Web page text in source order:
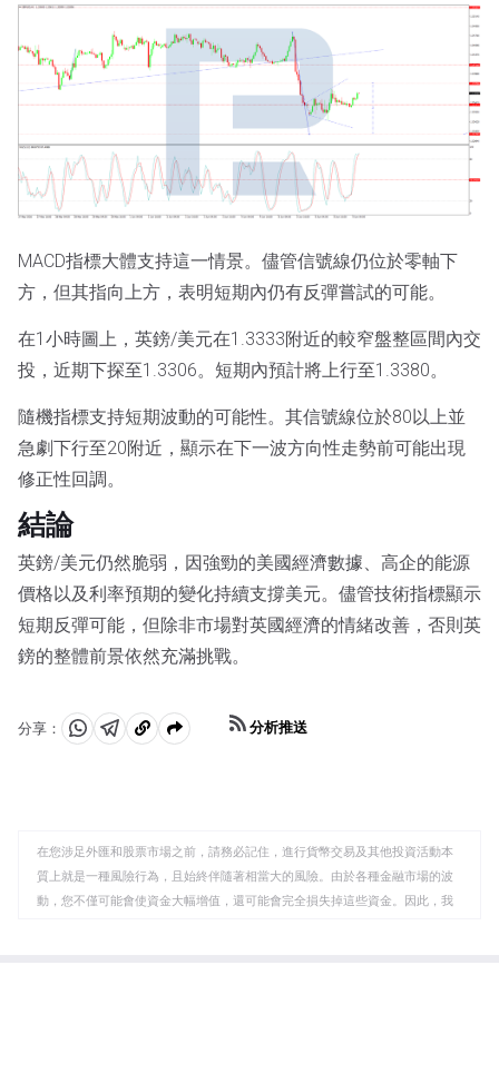
MACD指標大體支持這一情景。儘管信號線仍位於零軸下
方，但其指向上方，表明短期內仍有反彈嘗試的可能。
在1小時圖上，英鎊/美元在1.3333附近的較窄盤整區間內交
投，近期下探至1.3306。短期內預計將上行至1.3380。
隨機指標支持短期波動的可能性。其信號線位於80以上並
急劇下行至20附近，顯示在下一波方向性走勢前可能出現
修正性回調。
結論
英鎊/美元仍然脆弱，因強勁的美國經濟數據、高企的能源
價格以及利率預期的變化持續支撐美元。儘管技術指標顯示
短期反彈可能，但除非市場對英國經濟的情緒改善，否則英
鎊的整體前景依然充滿挑戰。
分享：
分 分 複
板
分析推送
在您涉足外匯和股票市場之前，請務必記住，進行貨幣交易及其他投資活動本
質上就是一種風險行為，且始終伴隨著相當大的風險。由於各種金融市場的波
動，您不僅可能會使資金大幅增值，還可能會完全損失掉這些資金。因此，我